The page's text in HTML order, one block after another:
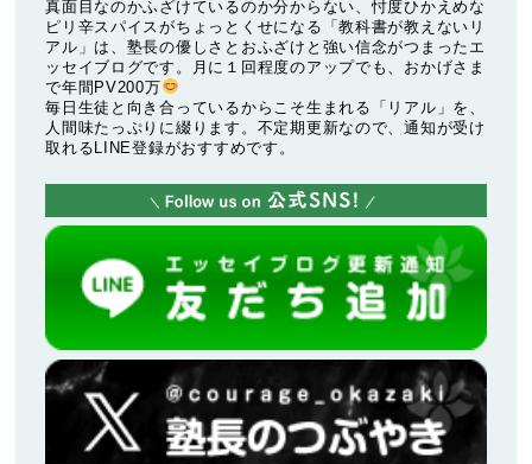
真面目なのかふざけているのか分からない、忖度ひかえめな
ピリ辛スパイスがちょっとくせになる「教科書が教えないリ
アル」は、塾長の優しさとおふざけと強い信念がつまったエ
ッセイブログです。月に１回程度のアップでも、おかげさま
で年間PV200万
毎日生徒と向き合っているからこそ生まれる「リアル」を、
人間味たっぷりに綴ります。不定期更新なので、通知が受け
取れるLINE登録がおすすめです。